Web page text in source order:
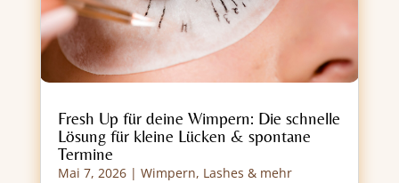
Fresh Up für deine Wimpern: Die schnelle
Lösung für kleine Lücken & spontane
Termine
Mai 7, 2026| Wimpern, Lashes & mehr